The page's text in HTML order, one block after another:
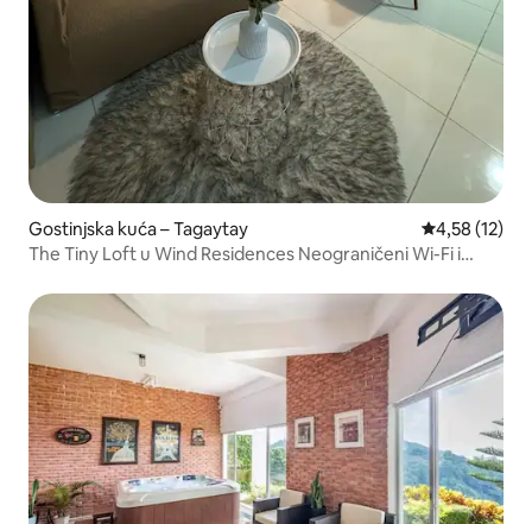
Gostinjska kuća – Tagaytay Prosječna
4,58 (12)
The Tiny Loft u Wind Residences Neograničeni Wi-Fi i